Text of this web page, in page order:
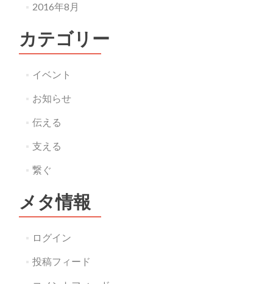
2016年8月
カテゴリー
イベント
お知らせ
伝える
支える
繋ぐ
メタ情報
ログイン
投稿フィード